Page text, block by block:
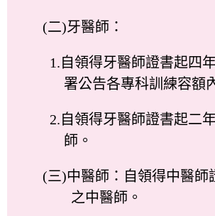
(二)牙醫師：
1.自領得牙醫師證書起四
署公告各專科訓練容額
2.自領得牙醫師證書起二
師。
(三)中醫師：自領得中醫師
之中醫師。